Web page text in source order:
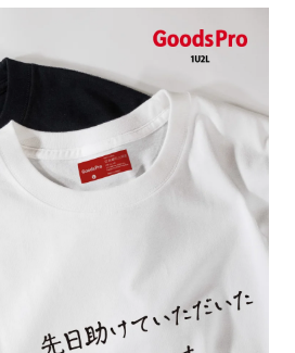
単価 金額
合計金額 ¥0 （税込）
カートに入れる
以上必要です）当社の取り扱
つきましてはデザインテン
ありますので、ご購入後マ
履歴」よりダウンロードし
ませ。
リジナルのサイズで製作する
はご希望の仕上がりサイズ
べての辺をプラス10ｍｍ）
作ください。（重要な情報な
がりサイズから四辺内側に
の範囲内でデザイン校正して
既製のデザインを応用して自
をつくりたい！などのデザ
インに自分たちの団体の
ロゴなどを挿入するなどの
ります。
旗に対してお客様の任意の
・お店情報などを埋め込
。ご購入時にご希望の店舗
り付けたい場所の風向きを
上についているよりも右
た方が良いと思うかもしれ
らチチの向きを決めてから
どの方向でデザインをする
かもしれません。デザイン
てはお客様の好みもあり
方（お客様）ができる限
ンをみるよりも正像でみら
終的なカットをする際の都合
の指定につきましてはｍｍ単
す。最終的なサイズも多少の
起きる可能性があります。
終的なカットをする際の都合
の指定につきましてはｍｍ単
す。最終的なサイズも多少の
起きる可能性があります。
く棒袋状に縫いこみポール
ます。ポール自体を包み込
あがり、デザインがより目
なのぼり旗にも適合する加
く棒袋状に縫いこみポール
ます。ポール自体を包み込
あがり、デザインがより目
なのぼり旗にも適合する加
5ｍｍ程度を折り返し、縫
強します。加工をすることで
辺は折り返し加工されま
ホツレや裂けてしまうこと
ります。
補強が無償で付いてきます。
ンジ（一般）
の生地はポンジといわれる
のとても薄い生地を使用し
番良く使用される生地で
薄く、裏側にインクが浸透
1本（2分割）
［ +33円 ］
2本（3分割）
［ +66円 ］
［ +99円 ］